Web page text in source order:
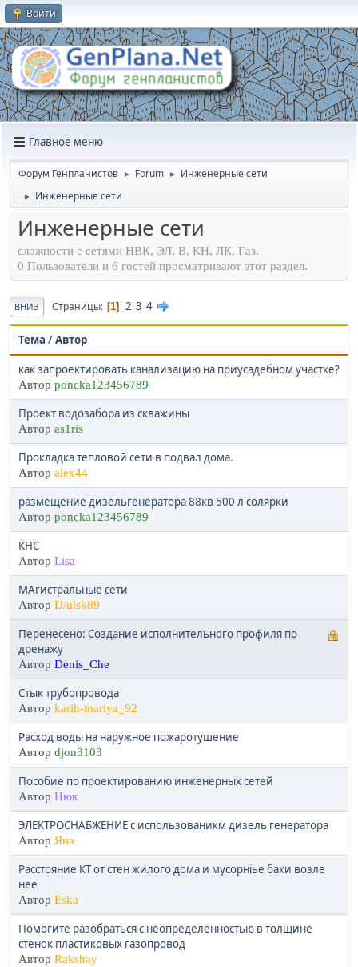
Войти
Главное меню
Форум Генпланистов ► Forum ► Инженерные сети
► Инженерные сети
Инженерные сети
сложности с сетями НВК, ЭЛ, В, КН, ЛК, Газ.
0 Пользователи и 6 гостей просматривают этот раздел.
ВНИЗ Страницы 1 2 3 4
Тема /Автор
как запроектировать канализацию на приусадебном участке?
Автор poncka123456789
Проект водозабора из скважины
Автор as1ris
Прокладка тепловой сети в подвал дома.
Автор alex44
размещение дизельгенератора 88кв 500 л солярки
Автор poncka123456789
КНС
Автор Lisa
МАгистральные сети
Автор D/ulsk89
Перенесено: Создание исполнительного профиля по
дренажу
Автор Denis_Che
Стык трубопровода
Автор karih-mariya_92
Расход воды на наружное пожаротушение
Автор djon3103
Пособие по проектированию инженерных сетей
Автор Нюк
ЭЛЕКТРОСНАБЖЕНИЕ с использованикм дизель генератора
Автор Яна
Расстояние КТ от стен жилого дома и мусорніье баки возле
нее
Автор Eska
Помогите разобраться с неопределенностью в толщине
стенок пластиковых газопровод
Автор Rakshay